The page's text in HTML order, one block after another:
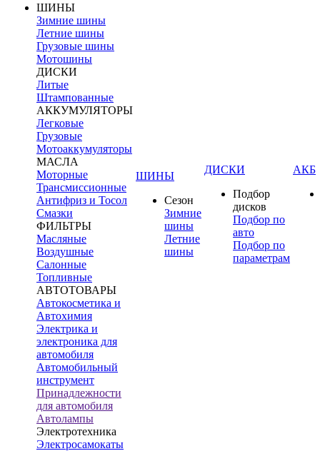
ШИНЫ
Зимние шины
Летние шины
Грузовые шины
Мотошины
ДИСКИ
Литые
Штампованные
АККУМУЛЯТОРЫ
Легковые
Грузовые
Мотоаккумуляторы
МАСЛА
Моторные
Трансмиссионные
Антифриз и Тосол
Смазки
ФИЛЬТРЫ
Масляные
Воздушные
Салонные
Топливные
АВТОТОВАРЫ
Автокосметика и
Автохимия
Электрика и
электроника для
автомобиля
Автомобильный
инструмент
Принадлежности
для автомобиля
Автолампы
Электротехника
Электросамокаты
ШИНЫ
Сезон
Зимние
шины
Летние
шины
ДИСКИ
Подбор
дисков
Подбор по
авто
Подбор по
параметрам
АКБ